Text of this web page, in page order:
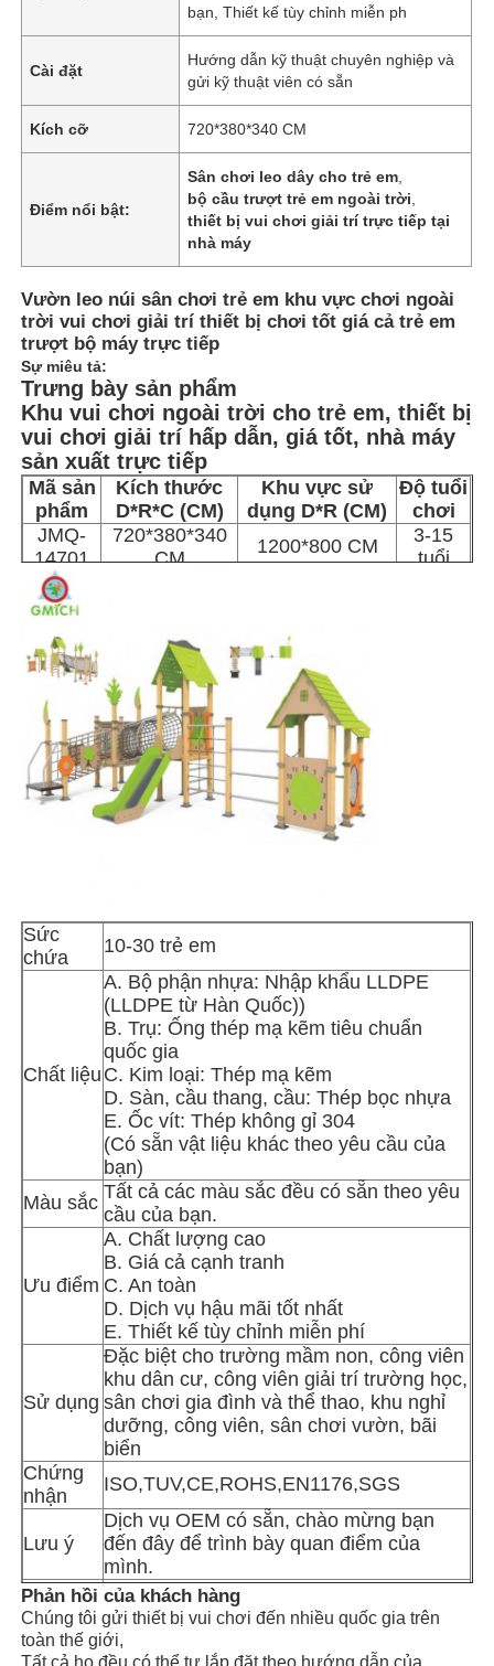
Trang chủ
Các sản phẩm
Về chúng tôi
Tham quan nhà máy
Kiểm soát chất lượng
Tin tức
Các trường hợp
Yêu cầu báo giá
Thiết kế sân chơi công viên
Thiết kế công viên nước
Sân chơi ngoài trời
Slide sân chơi tùy chỉnh
Trẻ em trượt lượn với đu
Thiết bị sân chơi nhỏ
Trượt nước trẻ em
cầu trượt nước tùy chỉnh
bạn, Thiết kế tùy chỉnh miễn ph
Cài đặt
Hướng dẫn kỹ thuật chuyên nghiệp và
gửi kỹ thuật viên có sẵn
Kích cỡ 720*380*340 CM
Điểm nổi bật:
Sân chơi leo dây cho trẻ em
bộ cầu trượt trẻ em ngoài trời
thiết bị vui chơi giải trí trực tiếp tại
nhà máy
Vườn leo núi sân chơi trẻ em khu vực chơi ngoài
trời vui chơi giải trí thiết bị chơi tốt giá cả trẻ em
trượt bộ máy trực tiếp
Sự miêu tả:
Trưng bày sản phẩm
Khu vui chơi ngoài trời cho trẻ em, thiết bị
vui chơi giải trí hấp dẫn, giá tốt, nhà máy
sản xuất trực tiếp
Mã sản
phẩm
Kích thước
D*R*C (CM)
Khu vực sử
dụng D*R (CM)
Độ tuổi
chơi
JMQ-
14701
720*380*340
CM
1200*800 CM
3-15
tuổi
Sức
chứa
10-30 trẻ em
Chất liệu
A. Bộ phận nhựa: Nhập khẩu LLDPE
(LLDPE từ Hàn Quốc))
B. Trụ: Ống thép mạ kẽm tiêu chuẩn
quốc gia
C. Kim loại: Thép mạ kẽm
D. Sàn, cầu thang, cầu: Thép bọc nhựa
E. Ốc vít: Thép không gỉ 304
(Có sẵn vật liệu khác theo yêu cầu của
bạn)
Màu sắc Tất cả các màu sắc đều có sẵn theo yêu
cầu của bạn.
Ưu điểm
A. Chất lượng cao
B. Giá cả cạnh tranh
C. An toàn
D. Dịch vụ hậu mãi tốt nhất
E. Thiết kế tùy chỉnh miễn phí
Sử dụng
Đặc biệt cho trường mầm non, công viên
khu dân cư, công viên giải trí trường học,
sân chơi gia đình và thể thao, khu nghỉ
dưỡng, công viên, sân chơi vườn, bãi
biển
Chứng
nhận
ISO,TUV,CE,ROHS,EN1176,SGS
Lưu ý
Dịch vụ OEM có sẵn, chào mừng bạn
đến đây để trình bày quan điểm của
mình.
Loại
hình
công ty
Nhà sản xuất tại Quảng Châu, Trung
Quốc
Hướng dẫn lắp đặt, có thể cử kỹ thuật
Phản hồi của khách hàng
Chúng tôi gửi thiết bị vui chơi đến nhiều quốc gia trên
toàn thế giới,
Tất cả họ đều có thể tự lắp đặt theo hướng dẫn của